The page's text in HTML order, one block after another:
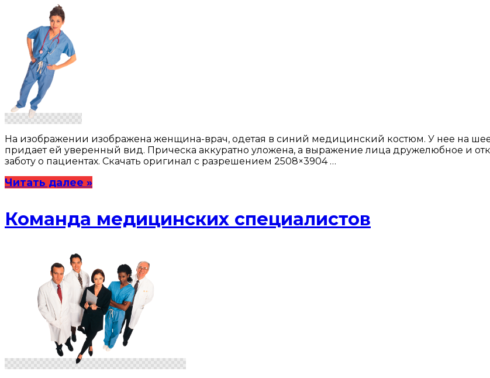
На изображении изображена женщина-врач, одетая в синий медицинский костюм. У нее на шее
придает ей уверенный вид. Прическа аккуратно уложена, а выражение лица дружелюбное и
заботу о пациентах. Скачать оригинал с разрешением 2508×3904 …
Читать далее »
Команда медицинских специалистов